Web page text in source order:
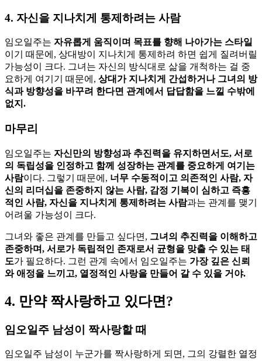
4. 자신을 지나치게 통제하려는 사람
임오일주는 자유롭게 움직이며 목표를 향해 나아가는 스타일
이기 때문에, 상대방이 지나치게 통제하려 하면 쉽게 질려버릴
가능성이 크다. 그녀는 자신의 방식대로 삶을 개척하는 걸 중
요하게 여기기 때문에, 상대가 지나치게 간섭하거나 그녀의 방
식과 방향성을 바꾸려 한다면 관계에서 답답함을 느낄 수밖에
없지.
마무리
임오일주는 자신만의 방향성과 추진력을 유지하면서도, 서로
의 독립성을 인정하고 함께 성장하는 관계를 중요하게 여기는
사람이다. 그렇기 때문에, 너무 수동적이고 의존적인 사람, 자
신의 리더십을 존중하지 않는 사람, 감정 기복이 심하고 즉흥
적인 사람, 자신을 지나치게 통제하려는 사람과는 관계를 맺기
어려울 가능성이 크다.
그녀와 좋은 관계를 만들고 싶다면, 그녀의 추진력을 이해하고
존중하며, 서로가 독립적인 존재로서 균형을 맞출 수 있는 태
도가 필요하다. 그런 관계 속에서 임오일주는 가장 깊은 신뢰
와 애정을 느끼고, 열정적인 사랑을 만들어 갈 수 있을 거야.
4. 만약 짝사랑하고 있다면?
임오일주 남성이 짝사랑할 때
임오일주 남성이 누군가를 짝사랑하게 되면, 그의 강렬한 열정